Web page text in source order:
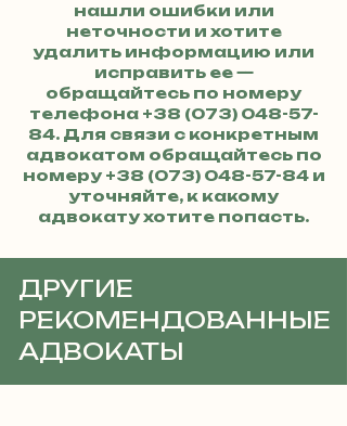
нашли ошибки или
неточности и хотите
удалить информацию или
исправить ее —
обращайтесь по номеру
телефона +38 (073) 048-57-
84. Для связи с конкретным
адвокатом обращайтесь по
номеру +38 (073) 048-57-84и
уточняйте, к какому
адвокату хотите попасть.
ДРУГИЕ
РЕКОМЕНДОВАННЫЕ
АДВОКАТЫ